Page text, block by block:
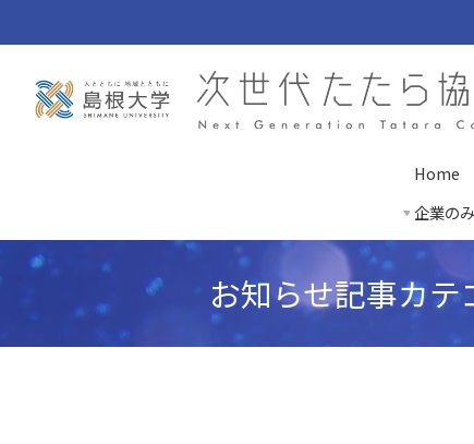
Home
企業の
お知らせ記事カテ